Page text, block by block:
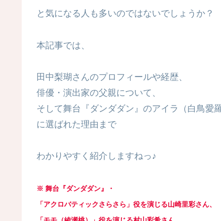
と気になる人も多いのではないでしょうか？
本記事では、
田中梨瑚さんのプロフィールや経歴、
俳優・演出家の父親について、
そして舞台『ダンダダン』のアイラ（白鳥愛
に選ばれた理由まで
わかりやすく紹介しますねっ♪
※ 舞台『ダンダダン』・
「アクロバティックさらさら」役を演じる山崎里彩さん、